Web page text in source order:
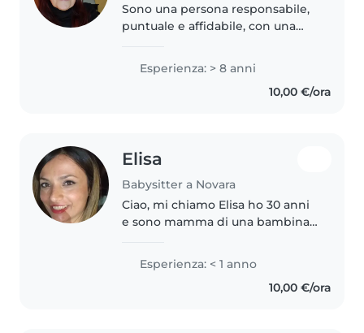
Sono una persona responsabile,
puntuale e affidabile, con una
della casa e nella cura degli altri.
Anche se la mia formazione
professionale è come contabile,..
Esperienza: > 8 anni
10,00 €/ora
Elisa
Babysitter a Novara
Ciao, mi chiamo Elisa ho 30 anni
e sono mamma di una bambina
babysitter a Novara e dintorni.
Sono una persona responsabile,
dolce e paziente. Essendo
Esperienza: < 1 anno
10,00 €/ora